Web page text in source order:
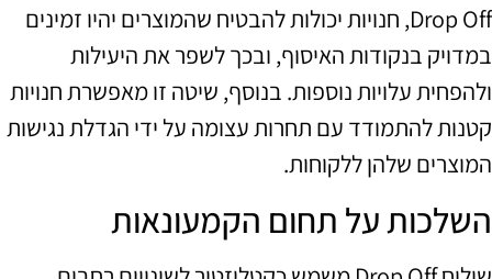
Drop Off, חנויות יכולות להבטיח שהמוצרים יהיו זמינים
במדויק בנקודות האיסוף, ובכך לשפר את היעילות
ולהפחית עלויות נוספות. בנוסף, שיטה זו מאפשרת חנויות
קטנות להתמודד עם תחרות עצומה על ידי הגדלת נגישות
המוצרים שלהן ללקוחות.
השלכות על תחום הקמעונאות